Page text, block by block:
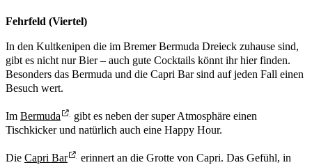
Fehrfeld (Viertel)
In den Kultkenipen die im Bremer Bermuda Dreieck zuhause sind,
gibt es nicht nur Bier – auch gute Cocktails könnt ihr hier finden.
Besonders das Bermuda und die Capri Bar sind auf jeden Fall einen
Besuch wert.
Im Bermuda
gibt es neben der super Atmosphäre einen
Tischkicker und natürlich auch eine Happy Hour.
Die Capri Bar
erinnert an die Grotte von Capri. Das Gefühl, in